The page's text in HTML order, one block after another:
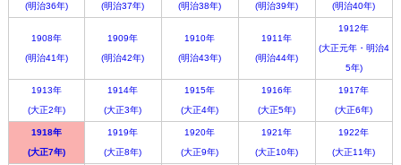
(明治36年)
(明治37年)
(明治38年)
(明治39年)
(明治40年)
1908年
(明治41年)
1909年
(明治42年)
1910年
(明治43年)
1911年
(明治44年)
1912年
(大正元年・明治4
5年)
1913年
(大正2年)
1914年
(大正3年)
1915年
(大正4年)
1916年
(大正5年)
1917年
(大正6年)
1918年
(大正7年)
1919年
(大正8年)
1920年
(大正9年)
1921年
(大正10年)
1922年
(大正11年)